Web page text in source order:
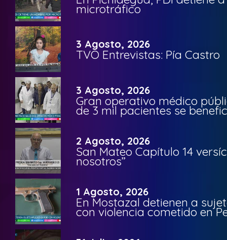
microtráfico
3 Agosto, 2026
TVO Entrevistas: Pía Castro
3 Agosto, 2026
Gran operativo médico
de 3 mil pacientes se
2 Agosto, 2026
San Mateo Capítulo 14
nosotros”
1 Agosto, 2026
En Mostazal detienen a
con violencia cometido en